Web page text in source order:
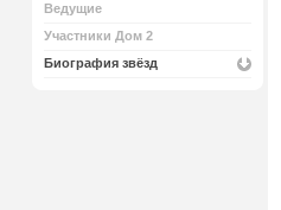
Ведущие
Участники Дом 2
Биография звёзд